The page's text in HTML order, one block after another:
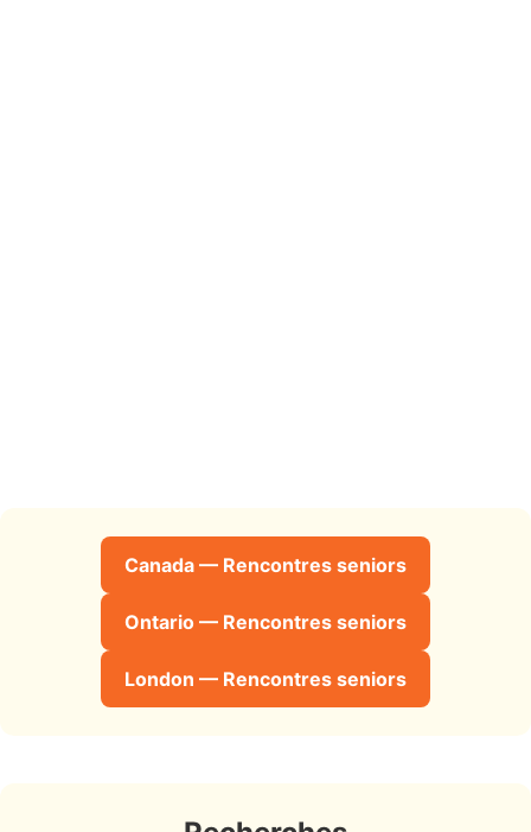
Canada — Rencontres seniors
Ontario — Rencontres seniors
London — Rencontres seniors